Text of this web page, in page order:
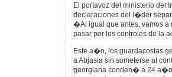
El portavoz del ministerio del
declaraciones del l�der
�Al igual que antes, vamos a
pasar por los controles de la
Este a�o, los guardacostas
a Abjasia sin someterse al
georgiana conden� a 24